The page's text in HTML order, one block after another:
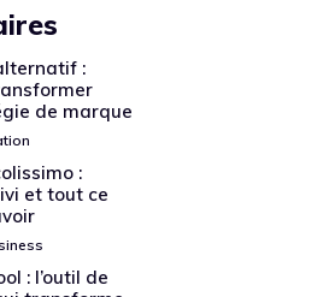
:
de marque
:
et tout ce
: l’outil de